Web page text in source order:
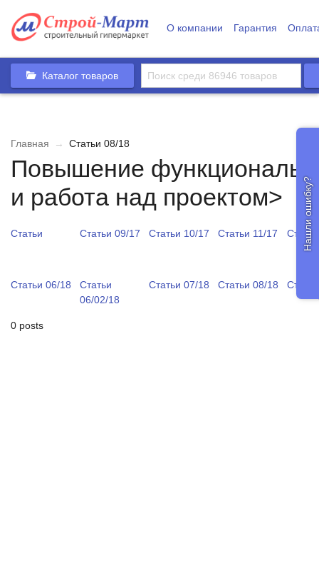
О компании Гарантия
Каталог товаров
Главная → Статьи 08/18
Повышение
и работа над проектом>
Статьи Статьи 09/17 Статьи 10/17 Статьи 11/17
Статьи 06/18
Статьи
06/02/18
Статьи 07/18 Статьи 08/18
0 posts
Нашли ошибку?